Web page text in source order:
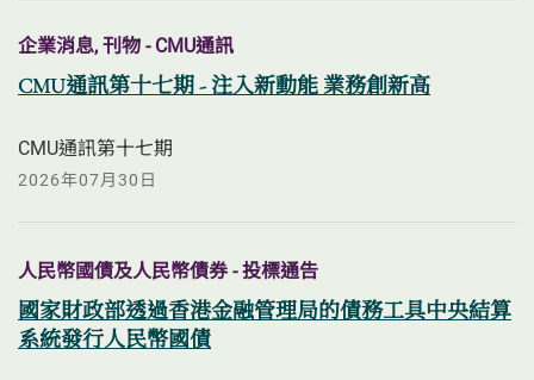
企業消息, 刊物 - CMU通訊
CMU通訊第十七期 - 注入新動能 業務創新高
CMU通訊第十七期
2026年07月30日
人民幣國債及人民幣債券 - 投標通告
國家財政部透過香港金融管理局的債務工具中央結算
系統發行人民幣國債